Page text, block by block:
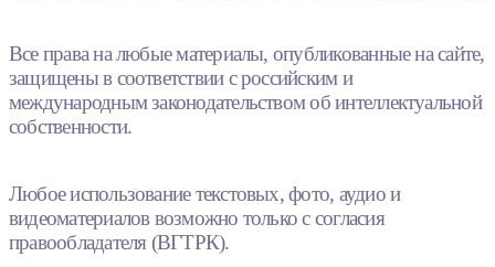
Все права на любые материалы, опубликованные на сайте,
защищены в соответствии с российским и
международным законодательством об интеллектуальной
собственности.
Любое использование текстовых, фото, аудио и
видеоматериалов возможно только с согласия
правообладателя (ВГТРК).